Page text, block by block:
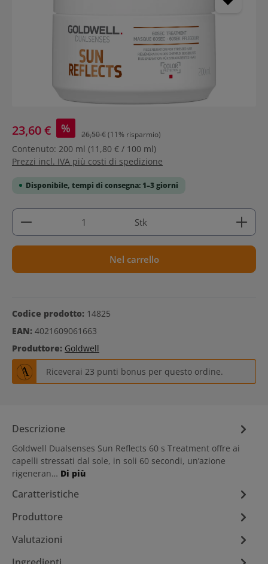
23,60 € % 26,50 €(11% risparmio)
Contenuto: 200 ml (11,80 € / 100 ml)
Prezzi incl. IVA più costi di spedizione
Disponibile, tempi di consegna: 1–3 giorni
Quantità del prodotto: inserisci la quantità
Stk
Nel carrello
Codice prodotto: 14825
EAN: 4021609061663
Produttore: Goldwell
Riceverai 23 punti bonus per questo ordine.
Descrizione
Goldwell Dualsenses Sun Reflects 60 s Treatment offre ai
capelli stressati dal sole, in soli 60 secondi, un’azione
rigeneran… Di più
Caratteristiche
Produttore
Valutazioni